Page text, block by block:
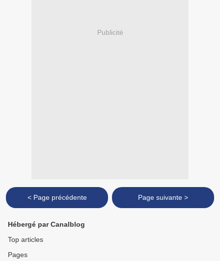
Publicité
< Page précédente Page suivante >
Hébergé par Canalblog
Top articles
Pages